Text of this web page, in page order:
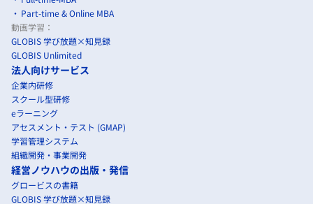
Part-time & Online MBA
動画学習：
GLOBIS 学び放題×知見録
GLOBIS Unlimited
法人向けサービス
企業内研修
スクール型研修
eラーニング
アセスメント・テスト (GMAP)
学習管理システム
組織開発・事業開発
経営ノウハウの出版・発信
グロービスの書籍
GLOBIS 学び放題×知見録